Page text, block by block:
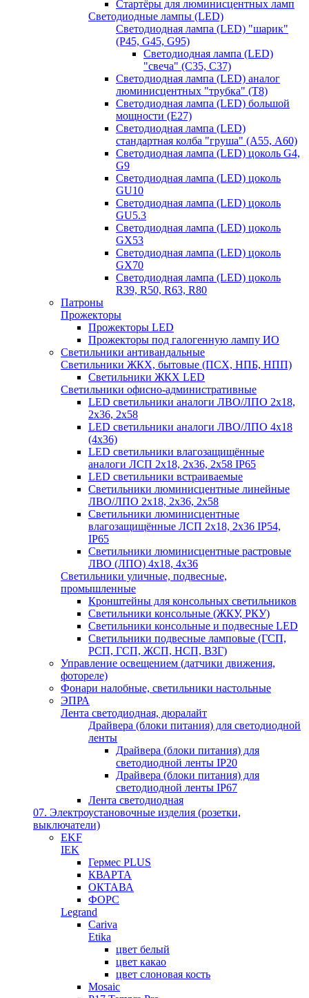
Стартёры для люминисцентных ламп
Светодиодные лампы (LED)
Светодиодная лампа (LED) "шарик"
(P45, G45, G95)
Светодиодная лампа (LED)
"свеча" (С35, С37)
Светодиодная лампа (LED) аналог
люминисцентных "трубка" (T8)
Светодиодная лампа (LED) большой
мощности (Е27)
Светодиодная лампа (LED)
стандартная колба "груша" (А55, А60)
Светодиодная лампа (LED) цоколь G4,
G9
Светодиодная лампа (LED) цоколь
GU10
Светодиодная лампа (LED) цоколь
GU5.3
Светодиодная лампа (LED) цоколь
GX53
Светодиодная лампа (LED) цоколь
GX70
Светодиодная лампа (LED) цоколь
R39, R50, R63, R80
Патроны
Прожекторы
Прожекторы LED
Прожекторы под галогенную лампу ИО
Светильники антивандальные
Светильники ЖКХ, бытовые (ПСХ, НПБ, НПП)
Светильники ЖКХ LED
Светильники офисно-административные
LED светильники аналоги ЛВО/ЛПО 2х18,
2х36, 2х58
LED светильники аналоги ЛВО/ЛПО 4х18
(4х36)
LED светильники влагозащищённые
аналоги ЛСП 2х18, 2х36, 2х58 IP65
LED светильники встраиваемые
Светильники люминисцентные линейные
ЛВО/ЛПО 2х18, 2х36, 2х58
Светильники люминисцентные
влагозащищённые ЛСП 2х18, 2х36 IP54,
IP65
Светильники люминисцентные растровые
ЛВО (ЛПО) 4х18, 4х36
Светильники уличные, подвесные,
промышленные
Кронштейны для консольных светильников
Светильники консольные (ЖКУ, РКУ)
Светильники консольные и подвесные LED
Светильники подвесные ламповые (ГСП,
РСП, ГСП, ЖСП, НСП, ВЗГ)
Управление освещением (датчики движения,
фотореле)
Фонари налобные, светильники настольные
ЭПРА
Лента светодиодная, дюралайт
Драйвера (блоки питания) для светодиодной
ленты
Драйвера (блоки питания) для
светодиодной ленты IP20
Драйвера (блоки питания) для
светодиодной ленты IP67
Лента светодиодная
07. Электроустановочные изделия (розетки,
выключатели)
EKF
IEK
Гермес PLUS
КВАРТА
ОКТАВА
ФОРС
Legrand
Cariva
Etika
цвет белый
цвет какао
цвет слоновая кость
Mosaic